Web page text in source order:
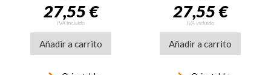
27,55 €
IVA incluido
Añadir a carrito
27,55 €
IVA incluido
Añadir a carrito